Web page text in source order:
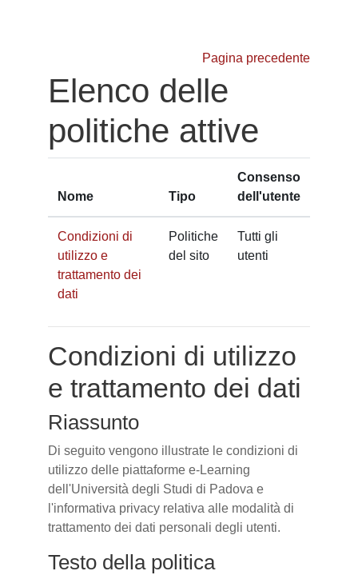
Pagina precedente
Elenco delle
politiche attive
Nome Tipo
Consenso
dell'utente
Condizioni di
utilizzo e
trattamento dei
dati
Politiche
del sito
Tutti gli
utenti
Condizioni di utilizzo
e trattamento dei dati
Riassunto
Di seguito vengono illustrate le condizioni di
utilizzo delle piattaforme e-Learning
dell'Università degli Studi di Padova e
l'informativa privacy relativa alle modalità di
trattamento dei dati personali degli utenti.
Testo della politica